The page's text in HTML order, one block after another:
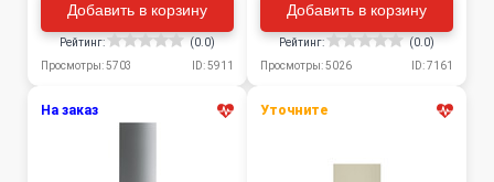
Добавить в корзину
Рейтинг:
(0.0)
Просмотры: 5703
ID: 5911
Добавить в корзину
Рейтинг:
(0.0)
Просмотры: 5026
ID: 7161
На заказ Уточните